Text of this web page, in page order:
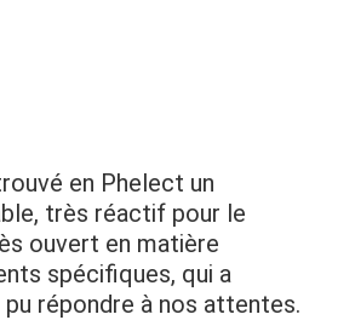
en Phelect un
très réactif pour le
ouvert en matière
spécifiques, qui a
répondre à nos attentes.